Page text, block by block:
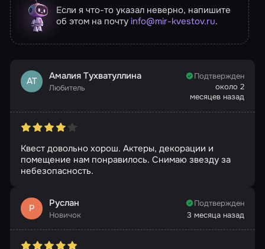
Если я что-то указал неверно, напишите
об этом на почту info@mir-kvestov.ru.
АТ Амалия Тухватуллина
Любитель
Подтвержден
около 2
месяцев назад
Квест довольно хорош. Актеры, декорации и
помещение нам понравилось. Снимаю звезду за
небезопасность.
Р Руслан
Новичок
Подтвержден
3 месяца назад